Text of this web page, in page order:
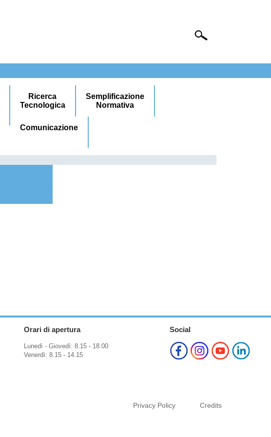
Ricerca
Tecnologica
Semplificazione
Normativa
Comunicazione
Orari di apertura
Lunedì - Giovedì: 8.15 - 18.00
Venerdì: 8.15 - 14.15
Social
Privacy Policy Credits